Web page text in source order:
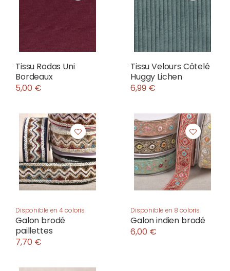
Tissu Rodas Uni
Bordeaux
5,00 €
Tissu Velours Côtelé
Huggy Lichen
6,99 €
Disponible en 4 coloris
Galon brodé
paillettes
7,70 €
Disponible en 8 coloris
Galon indien brodé
6,00 €